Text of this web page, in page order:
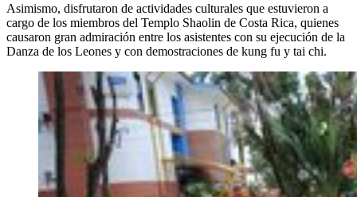
Asimismo, disfrutaron de actividades culturales que estuvieron a
cargo de los miembros del Templo Shaolin de Costa Rica, quienes
causaron gran admiración entre los asistentes con su ejecución de la
Danza de los Leones y con demostraciones de kung fu y tai chi.